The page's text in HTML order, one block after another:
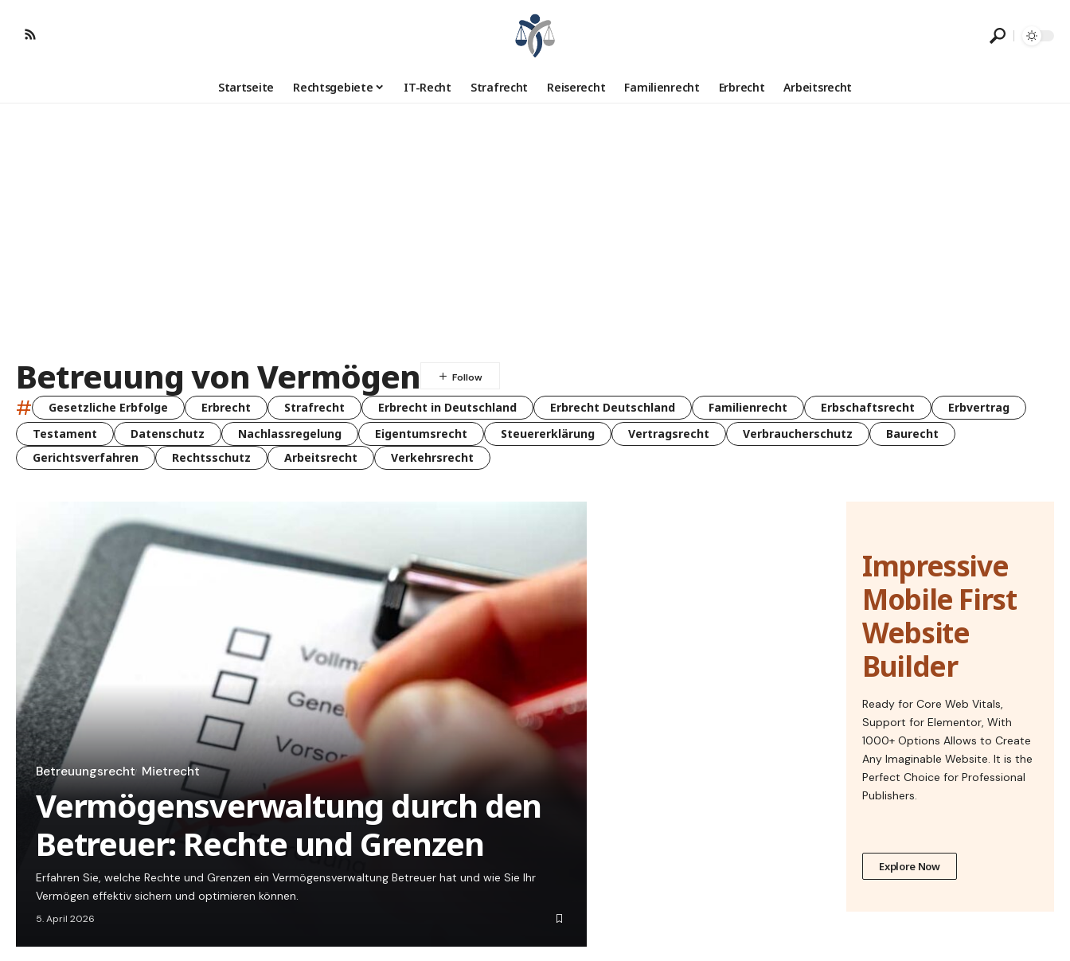
Startseite Rechtsgebiete IT-Recht Strafrecht Reiserecht Familienrecht Erbrecht Arbeitsrecht
Betreuung von Vermögen
# Gesetzliche Erbfolge Erbrecht Strafrecht Erbrecht in Deutschland Erbrecht Deutschland Familienrecht Erbschaftsrecht
Erbvertrag
Testament
Datenschutz Nachlassregelung Eigentumsrecht Steuererklärung Vertragsrecht Verbraucherschutz
Baurecht
Gerichtsverfahren
Rechtsschutz Arbeitsrecht Verkehrsrecht
Betreuungsrecht Mietrecht
Vermögensverwaltung durch den
Betreuer: Rechte und Grenzen
Erfahren Sie, welche Rechte und Grenzen ein Vermögensverwaltung Betreuer hat und wie Sie Ihr
Vermögen effektiv sichern und optimieren können.
5. April 2026
Impressive
Mobile First
Website
Builder
Ready for Core Web Vitals,
Support for Elementor, With
1000+ Options Allows to Create
Any Imaginable Website. It is the
Perfect Choice for Professional
Publishers.
Explore Now